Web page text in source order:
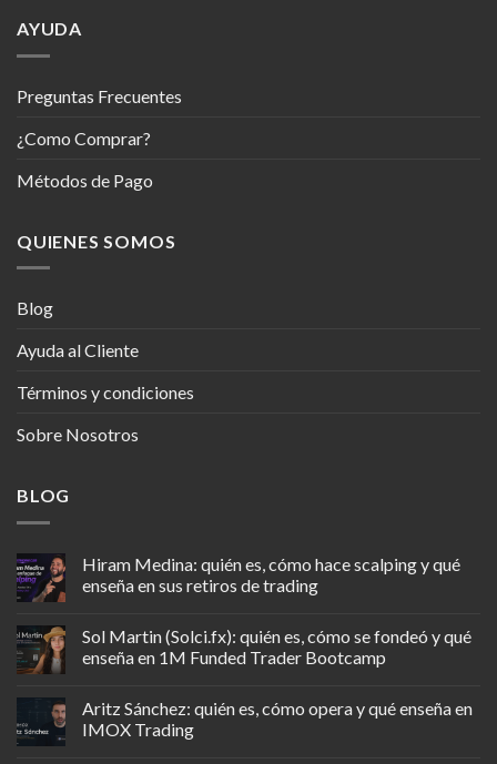
AYUDA
Preguntas Frecuentes
¿Como Comprar?
Métodos de Pago
QUIENES SOMOS
Blog
Ayuda al Cliente
Términos y condiciones
Sobre Nosotros
BLOG
Hiram Medina: quién es, cómo hace scalping y qué
enseña en sus retiros de trading
Sol Martin (Solci.fx): quién es, cómo se fondeó y qué
enseña en 1M Funded Trader Bootcamp
Aritz Sánchez: quién es, cómo opera y qué enseña en
IMOX Trading